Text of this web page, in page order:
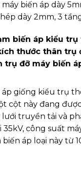
biến áp dày
dày 2mm, 3
biến áp kiểu trụ
thước thân trụ
trụ đỡ máy biến
áp giống kiểu trụ
cột này đang
truyền tải và
công suất
áp loại này từ